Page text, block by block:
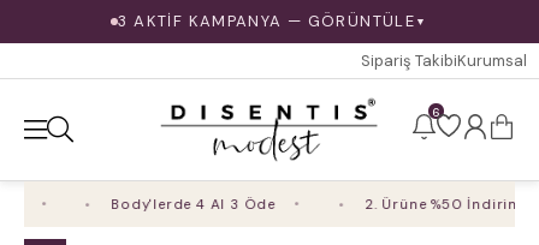
3 AKTİF KAMPANYA — GÖRÜNTÜLE ▼
Sipariş TakibiKurumsal
6
Body'lerde 4 Al 3 Öde 2. Ürüne %50 İndirim